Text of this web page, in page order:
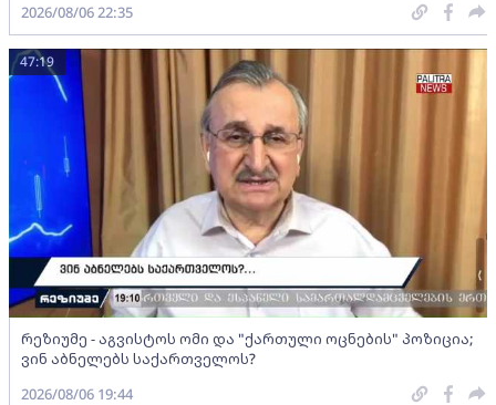
2026/08/06 22:35
რეზიუმე - აგვისტოს ომი და "ქართული ოცნების" პოზიცია;
ვინ აბნელებს საქართველოს?
47:19
2026/08/06 19:44